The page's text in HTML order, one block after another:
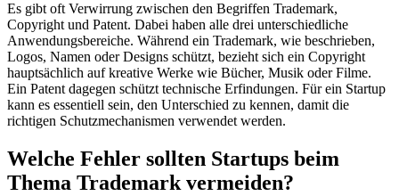
Es gibt oft Verwirrung zwischen den Begriffen Trademark,
Copyright und Patent. Dabei haben alle drei unterschiedliche
Anwendungsbereiche. Während ein Trademark, wie beschrieben,
Logos, Namen oder Designs schützt, bezieht sich ein Copyright
hauptsächlich auf kreative Werke wie Bücher, Musik oder Filme.
Ein Patent dagegen schützt technische Erfindungen. Für ein Startup
kann es essentiell sein, den Unterschied zu kennen, damit die
richtigen Schutzmechanismen verwendet werden.
Welche Fehler sollten Startups beim
Thema Trademark vermeiden?